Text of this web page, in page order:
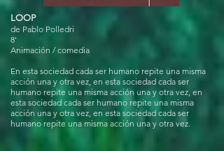
LOOP
de Pablo Polledri
8'
Animación / comedia
En esta sociedad cada ser humano repite una misma
acción una y otra vez, en esta sociedad cada ser
humano repite una misma acción una y otra vez, en
esta sociedad cada ser humano repite una misma
acción una y otra vez, en esta sociedad cada ser
humano repite una misma acción una y otra vez.